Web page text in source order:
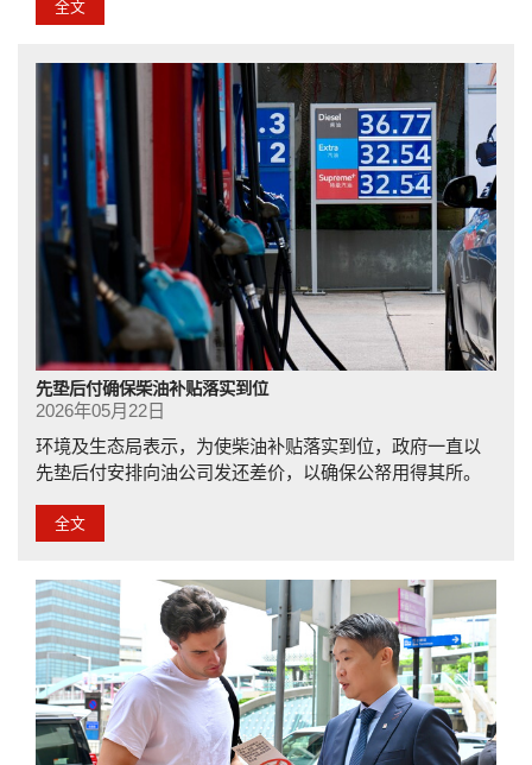
全文
先垫后付确保柴油补贴落实到位
2026年05月22日
环境及生态局表示，为使柴油补贴落实到位，政府一直以
先垫后付安排向油公司发还差价，以确保公帑用得其所。
全文